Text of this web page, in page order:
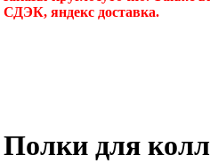
СДЭК, яндекс доставка.
Полки для